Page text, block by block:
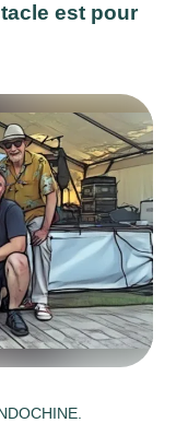
est pour